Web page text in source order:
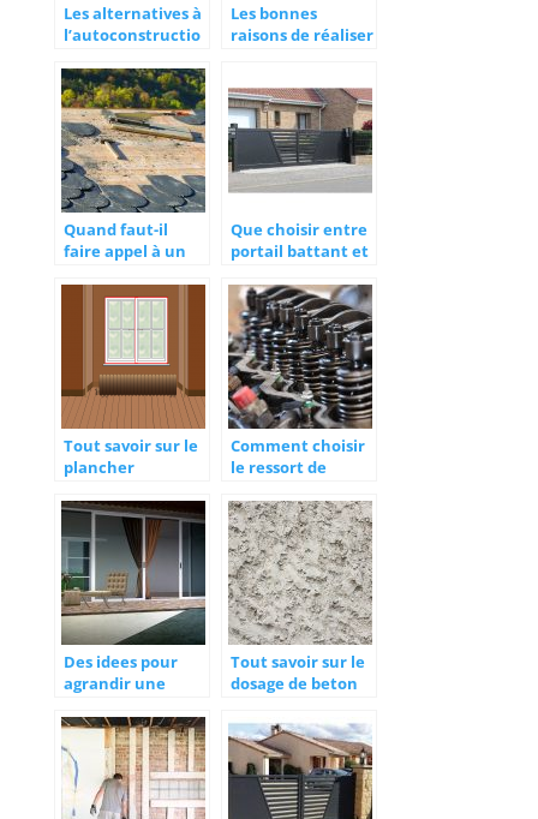
Les alternatives à
l’autoconstructio
Les bonnes
raisons de réaliser
Quand faut-il
faire appel à un
Que choisir entre
portail battant et
Tout savoir sur le
plancher
Comment choisir
le ressort de
Des idees pour
agrandir une
pied
Tout savoir sur le
dosage de beton